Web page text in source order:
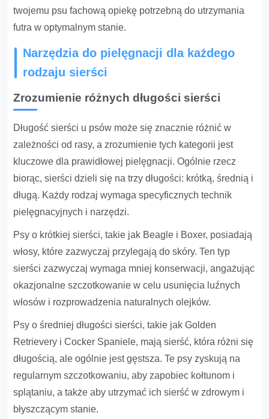
twojemu psu fachową opiekę potrzebną do utrzymania
futra w optymalnym stanie.
Narzędzia do pielęgnacji dla każdego
rodzaju sierści
Zrozumienie różnych długości sierści
Długość sierści u psów może się znacznie różnić w
zależności od rasy, a zrozumienie tych kategorii jest
kluczowe dla prawidłowej pielęgnacji. Ogólnie rzecz
biorąc, sierści dzieli się na trzy długości: krótką, średnią i
długą. Każdy rodzaj wymaga specyficznych technik
pielęgnacyjnych i narzędzi.
Psy o krótkiej sierści, takie jak Beagle i Boxer, posiadają
włosy, które zazwyczaj przylegają do skóry. Ten typ
sierści zazwyczaj wymaga mniej konserwacji, angażując
okazjonalne szczotkowanie w celu usunięcia luźnych
włosów i rozprowadzenia naturalnych olejków.
Psy o średniej długości sierści, takie jak Golden
Retrievery i Cocker Spaniele, mają sierść, która różni się
długością, ale ogólnie jest gęstsza. Te psy zyskują na
regularnym szczotkowaniu, aby zapobiec kołtunom i
splątaniu, a także aby utrzymać ich sierść w zdrowym i
błyszczącym stanie.